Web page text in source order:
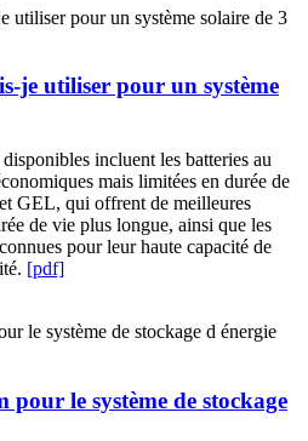
je utiliser pour un système
incluent les batteries au
mais limitées en durée de
GEL, qui offrent de meilleures
de vie plus longue, ainsi que les
pour leur haute capacité de
[pdf]
le système de stockage